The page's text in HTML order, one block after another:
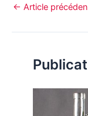
← Article